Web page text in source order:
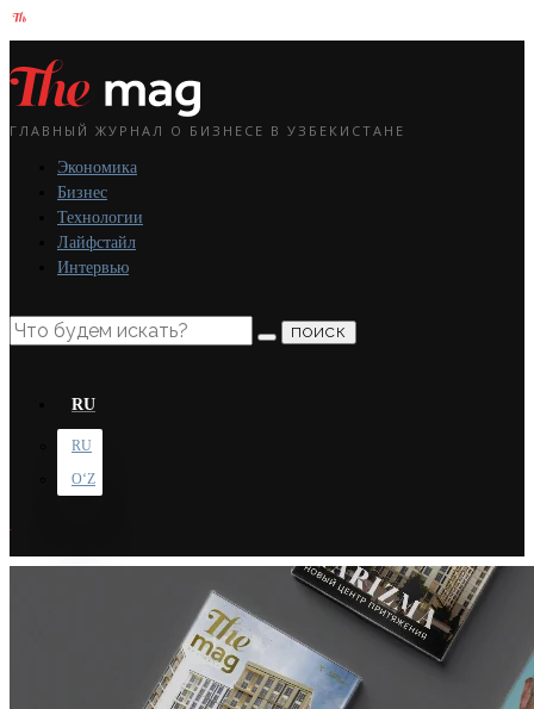
ГЛАВНЫЙ ЖУРНАЛ О БИЗНЕСЕ В УЗБЕКИСТАНЕ
Экономика
Бизнес
Технологии
Лайфстайл
Интервью
ПОИСК
RU
RU
OʻZ